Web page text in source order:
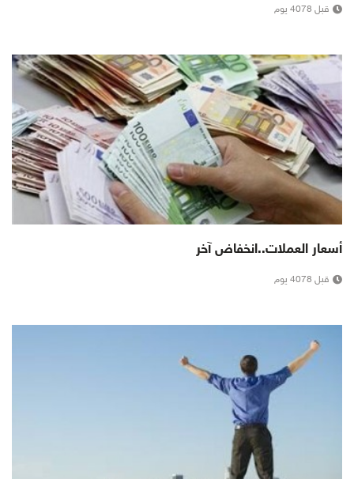
قبل 4078 يوم
أسعار العملات..انخفاض آخر
قبل 4078 يوم